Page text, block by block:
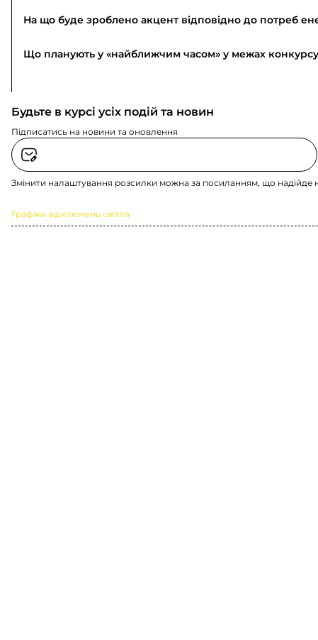
На що буде зроблено акцент відповідно до потреб
Що планують у «найближчим часом» у межах
Будьте в курсі усіх подій та новин
Підписатись на новини та оновлення
Змінити налаштування розсилки можна за посиланням, що надійде
Графіки відключень світла